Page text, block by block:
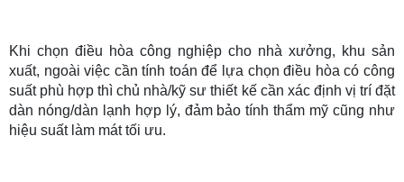
Khi chọn điều hòa công nghiệp cho nhà xưởng, khu sản
xuất, ngoài việc cần tính toán để lựa chọn điều hòa có công
suất phù hợp thì chủ nhà/kỹ sư thiết kế cần xác định vị trí đặt
dàn nóng/dàn lạnh hợp lý, đảm bảo tính thẩm mỹ cũng như
hiệu suất làm mát tối ưu.